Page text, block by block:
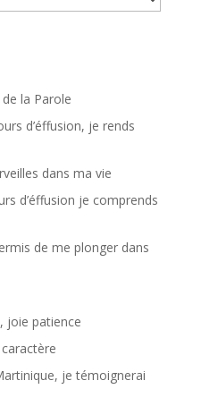
de la Parole
d’éffusion, je rends
dans ma vie
d’éffusion je comprends
de me plonger dans
joie patience
je témoignerai